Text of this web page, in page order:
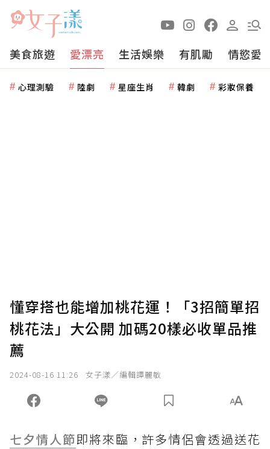
美食旅遊 愛漂亮 生活娛樂 有肌勵 情慾愛
心理測驗 陸劇 星座生肖 韓劇 彩妝保養
懂穿搭也能增加桃花運！「3招簡單招
桃花法」大公開 加碼20樣必收單品推
薦
2024-08-16 11:26 女子漾／編輯譚麗敏
七夕情人節即將來臨，許多情侶會透過送花